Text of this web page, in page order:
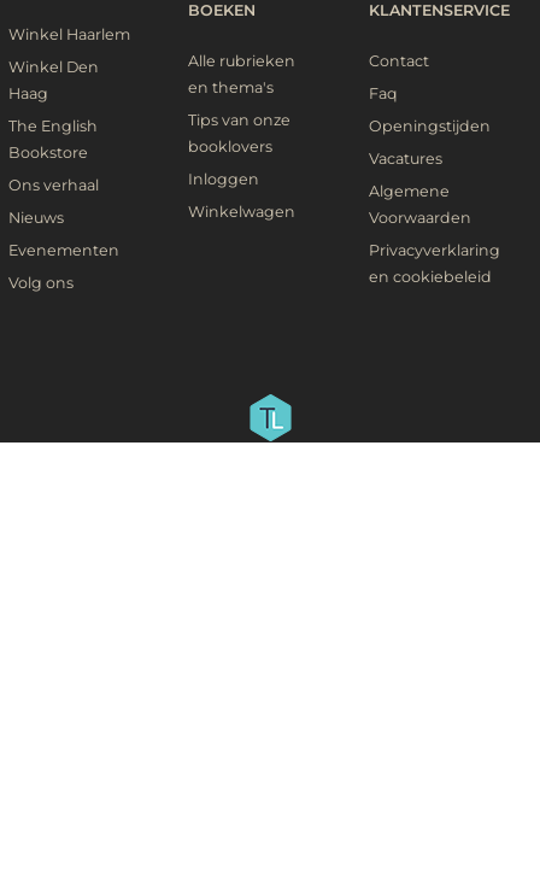
Winkel Haarlem
Winkel Den
Haag
The English
Bookstore
Ons verhaal
Nieuws
Evenementen
Volg ons
BOEKEN
Alle rubrieken
en thema's
Tips van onze
booklovers
Inloggen
Winkelwagen
KLANTENSERVICE
Contact
Faq
Openingstijden
Vacatures
Algemene
Voorwaarden
Privacyverklaring
en cookiebeleid